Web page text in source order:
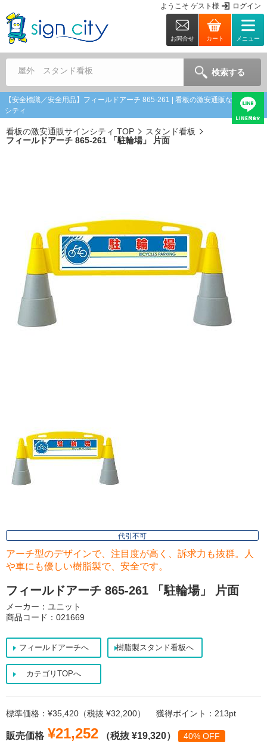
ようこそ ゲスト 様 ログイン
お問合せ カート メニュー
屋外 スタンド看板 検索する
【安全標識／安全用品】フィールドアーチ 865-261 | 看板の激安通販ならサイン
シティ
看板の激安通販サインシティ TOP
スタンド看板
フィールドアーチ 865-261 「駐輪場」 片面
代引不可
アーチ型のデザインで、注目度が高く、訴求力も抜群。人
や車にも優しい樹脂製で、安全です。
フィールドアーチ 865-261 「駐輪場」 片面
メーカー：ユニット
商品コード：021669
フィールドアーチへ 樹脂製スタンド看板へ
カテゴリTOPへ
標準価格：¥35,420（税抜 ¥32,200） 獲得ポイント：213pt
販売価格 ¥21,252 （税抜 ¥19,320） 40% OFF